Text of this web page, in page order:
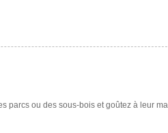
parcs ou des sous-bois et goûtez à leur